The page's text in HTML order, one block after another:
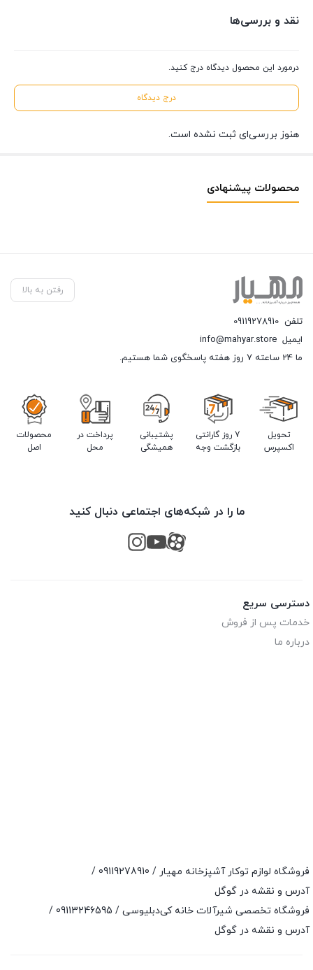
نقد و بررسی‌ها
درمورد این محصول دیدگاه درج کنید.
درج دیدگاه
هنوز بررسی‌ای ثبت نشده است.
محصولات پیشنهادی
رفتن به بالا
تلفن 09119278910
ایمیل info@mahyar.store
ما 24 ساعته 7 روز هفته پاسخگوی شما هستیم.
تحویل
اکسپرس
7 روز گارانتی
بازگشت وجه
پشتیبانی
همیشگی
پرداخت در
محل
محصولات
اصل
ما را در شبکه‌های اجتماعی دنبال کنید
دسترسی سریع
خدمات پس از فروش
درباره ما
فروشگاه لوازم توکار آشپزخانه مهیار / 09119278910
/
آدرس و نقشه در گوگل
فروشگاه تخصصی شیرآلات خانه کی‌دبلیوسی / 09113246595
/
آدرس و نقشه در گوگل